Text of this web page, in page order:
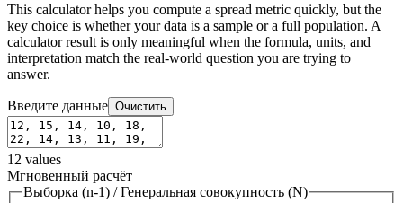
This calculator helps you compute a spread metric quickly, but the
key choice is whether your data is a sample or a full population. A
calculator result is only meaningful when the formula, units, and
interpretation match the real-world question you are trying to
answer.
Введите данные Очистить
12 values
Мгновенный расчёт
Выборка (n-1) /Генеральная совокупность (N)